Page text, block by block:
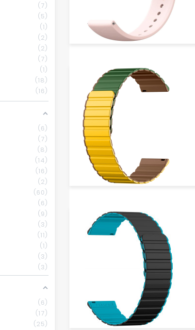
7
5
1
2
2
7
1
18
16
6
7
8
14
16
2
60
6
9
3
11
1
3
3
6
17
25